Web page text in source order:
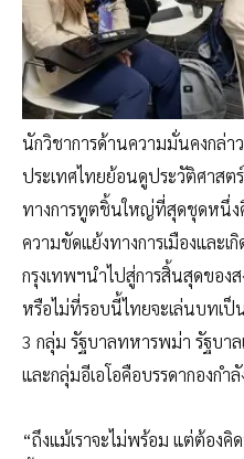
นักวิชาการด้านความมั่นคงกล่า
ประเทศไทยย้อนดูประวัติศาสตร์
ทางการทูตชิ้นใหญ่ที่สุดชุดหนึ่ง
ความขัดแย้งทางการเมืองและเ
กรุงเทพฯนำไปสู่การสิ้นสุดของ
หรือไม่ที่รอบนี้ไทยจะเล่นบทเป็
3 กลุ่ม รัฐบาลทหารพม่า รัฐบา
และกลุ่มอีเอโอคือบรรดากองกำ
“ถึงแม้เราจะไม่พร้อม แต่ต้องคิ